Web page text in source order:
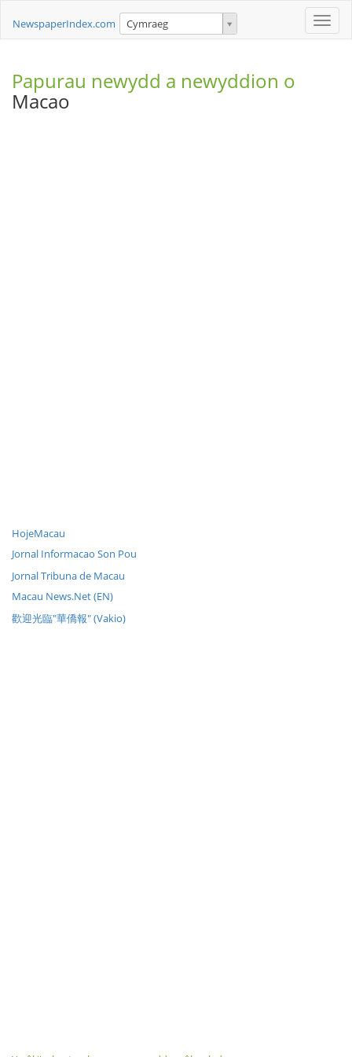
Toggle
NewspaperIndex.com Cymraeg
Papurau newydd a newyddion o
Macao
HojeMacau
Jornal Informacao Son Pou
Jornal Tribuna de Macau
Macau News.Net (EN)
歡迎光臨"華僑報" (Vakio)